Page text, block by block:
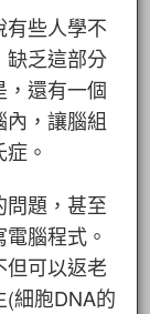
有些人學不
缺乏這部分
，還有一個
，讓腦組
。
題，甚至
腦程式。
可以返老
細胞DNA的